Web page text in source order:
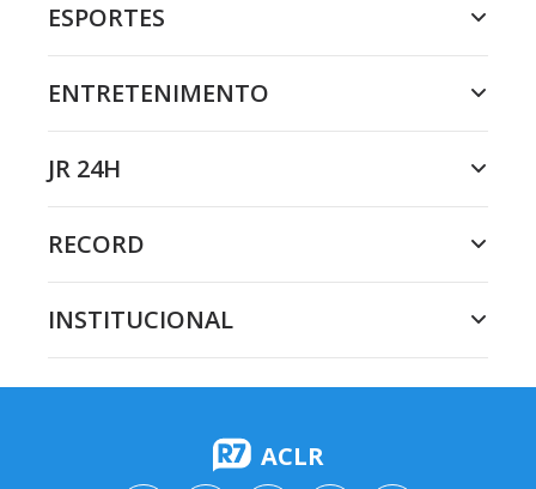
ESPORTES
ENTRETENIMENTO
JR 24H
RECORD
INSTITUCIONAL
ACLR